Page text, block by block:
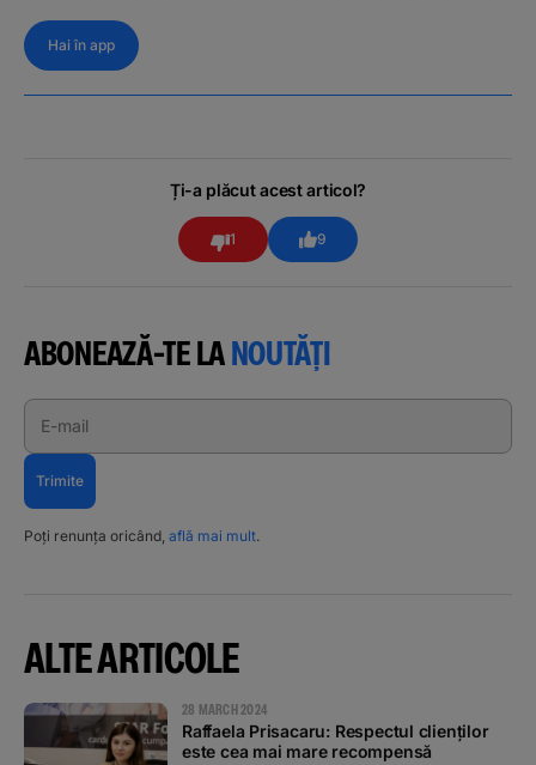
Hai în app
Ți-a plăcut acest articol?
1 9
ABONEAZĂ-TE LANOUTĂȚI
E-mail
Trimite
Poți renunța oricând, află mai mult.
ALTE ARTICOLE
28 MARCH 2024
Raffaela Prisacaru: Respectul clienților
este cea mai mare recompensă